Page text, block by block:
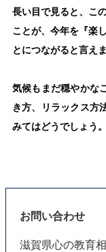
長い目で見ると、こ
ことが、今年を『楽
とにつながると言えま
気候もまだ穏やかな
き方、リラックス方
みてはどうでしょう。
お問い合わせ
滋賀県心の教育